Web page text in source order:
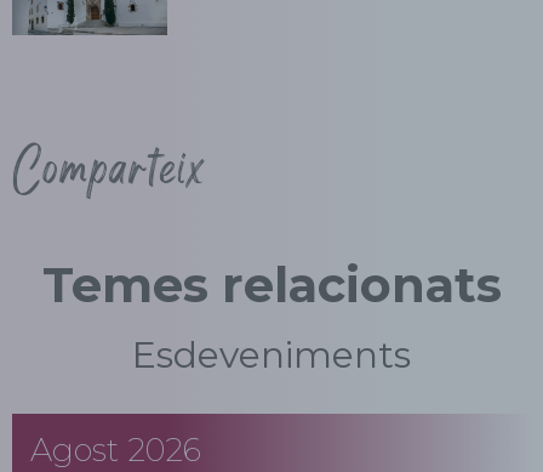
Comparteix
Temes relacionats
Esdeveniments
Agost 2026